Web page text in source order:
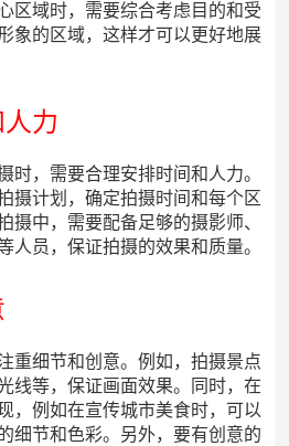
区域时，需要综合考虑目的和受
象的区域，这样才可以更好地展
力
时，需要合理安排时间和人力。
摄计划，确定拍摄时间和每个区
摄中，需要配备足够的摄影师、
人员，保证拍摄的效果和质量。
重细节和创意。例如，拍摄景点
线等，保证画面效果。同时，在
，例如在宣传城市美食时，可以
细节和色彩。另外，要有创意的